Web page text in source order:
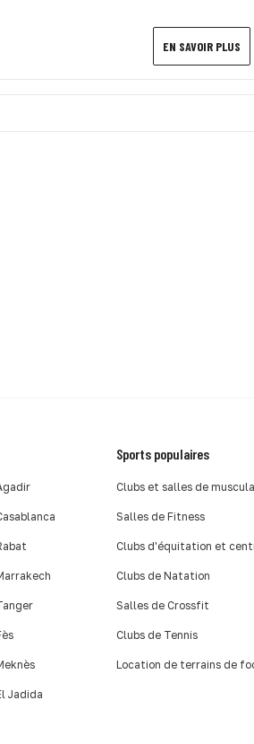
EN SAVOIR PLUS
Jadida
Sports populaires
Clubs et salles de
Salles de Fitness
Clubs d'équitation et
Clubs de Natation
Salles de Crossfit
Clubs de Tennis
Location de terrains de